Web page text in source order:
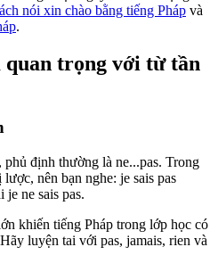
nói xin chào bằng tiếng Pháp và
.
quan trọng với từ tần
định thường là ne...pas. Trong
nên bạn nghe: je sais pas
ne sais pas.
khiến tiếng Pháp trong lớp học có
luyện tai với pas, jamais, rien và